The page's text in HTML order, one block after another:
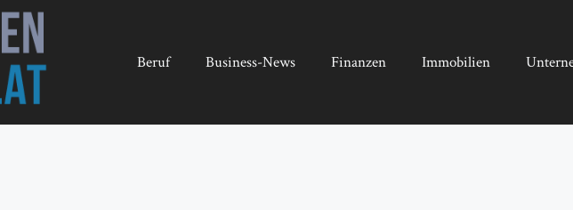
Beruf Business-News Finanzen Immobilien